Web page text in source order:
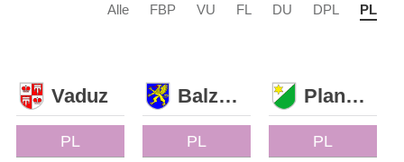
Alle FBP VU FL DU DPL PL
Vaduz
PL
Balzers
PL
Planken
PL